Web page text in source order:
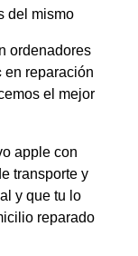
del mismo
ordenadores
en reparación
el mejor
apple con
transporte y
y que tu lo
reparado